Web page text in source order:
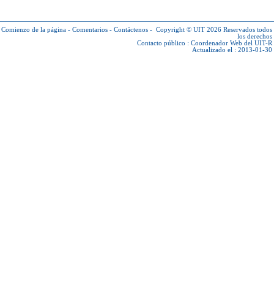
Comienzo de la página - Comentarios - Contáctenos - Copyright © UIT 2026 Reservados todos
los derechos
Contacto público : Coordenador Web del UIT-R
Actualizado el : 2013-01-30